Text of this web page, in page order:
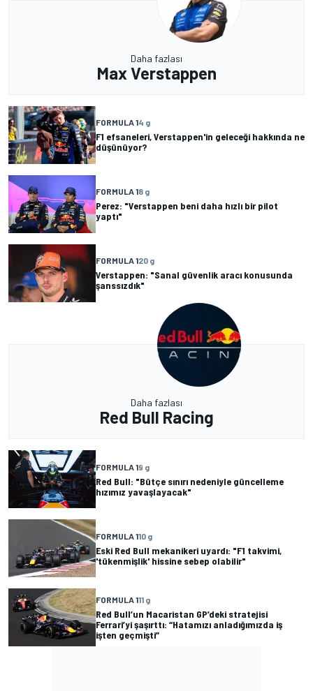
Daha fazlası
Max Verstappen
FORMULA 14 g
F1 efsaneleri, Verstappen'in geleceği hakkında ne
düşünüyor?
FORMULA 18 g
Perez: "Verstappen beni daha hızlı bir pilot
yaptı"
FORMULA 120 g
Verstappen: "Sanal güvenlik aracı konusunda
şanssızdık"
Daha fazlası
Red Bull Racing
FORMULA 19 g
Red Bull: "Bütçe sınırı nedeniyle güncelleme
hızımız yavaşlayacak"
FORMULA 110 g
Eski Red Bull mekanikeri uyardı: "F1 takvimi,
'tükenmişlik' hissine sebep olabilir"
FORMULA 111 g
Red Bull’un Macaristan GP’deki stratejisi
Ferrari’yi şaşırttı: “Hatamızı anladığımızda iş
işten geçmişti”